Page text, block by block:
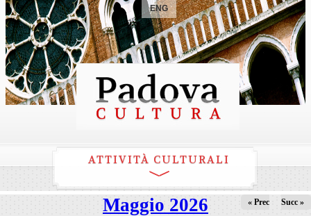
ENG
ATTIVITÀ CULTURALI
Maggio 2026 « Prec Succ »